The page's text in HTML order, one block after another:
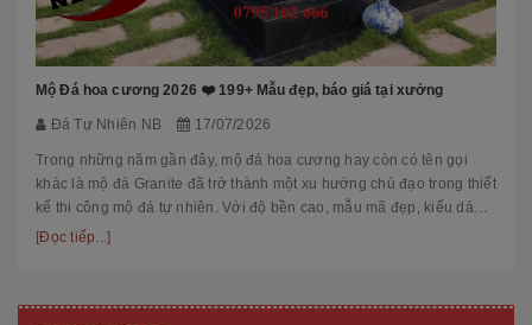
Mộ Đá hoa cương 2026 ❤️ 199+ Mẫu đẹp, báo giá tại xưởng
Đá Tự Nhiên NB 17/07/2026
Trong những năm gần đây, mộ đá hoa cương hay còn có tên gọi
khác là mộ đá Granite đã trở thành một xu hướng chủ đạo trong thiết
kế thi công mộ đá tự nhiên. Với độ bền cao, mẫu mã đẹp, kiểu dáng
hiệ...
[Đọc tiếp...]